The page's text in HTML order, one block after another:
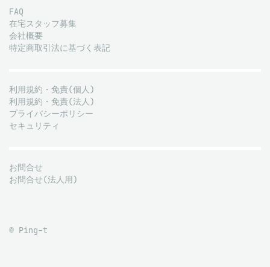
FAQ
在宅スタッフ募集
会社概要
特定商取引法に基づく表記
利用規約・免責(個人)
利用規約・免責(法人)
プライバシーポリシー
セキュリティ
お問合せ
お問合せ(法人用)
© Ping-t